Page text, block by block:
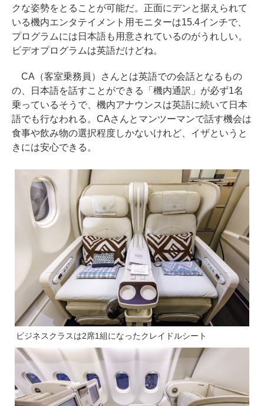
クな姿勢をとることが可能だ。正面にデンと据えられて
いる機内エンタテイメント用モニターは15.4インチで、
プログラムには日本語も用意されているのがうれしい。
ビデオプログラムは英語だけどね。
CA（客室乗務員）さんとは英語での会話となるもの
の、日本語を話すことができる「機内通訳」が必ず1名
乗っているそうで、機内アナウンスは英語に続いて日本
語でも行なわれる。CAさんとマンツーマンで話す機会は
食事や飲み物の選択程度しかないけれど、イザというと
きには安心できる。
ビジネスクラスは2席1組になったクレイドルシート